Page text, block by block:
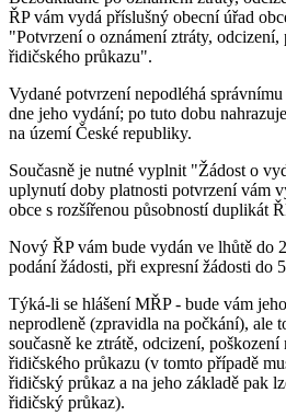
ŘP vám vydá příslušný obecní úřad
"Potvrzení o oznámení ztráty, odcizení,
řidičského průkazu".
Vydané potvrzení nepodléhá
dne jeho vydání; po tuto dobu
na území České republiky.
Současně je nutné vyplnit "Žádost o
uplynutí doby platnosti potvrzení vám
obce s rozšířenou působností duplikát
Nový ŘP vám bude vydán ve lhůtě do
podání žádosti, při expresní žádosti do
Týká-li se hlášení MŘP - bude vám
neprodleně (zpravidla na počkání), ale
současně ke ztrátě, odcizení,
řidičského průkazu (v tomto případě
řidičský průkaz a na jeho základě pak
řidičský průkaz).